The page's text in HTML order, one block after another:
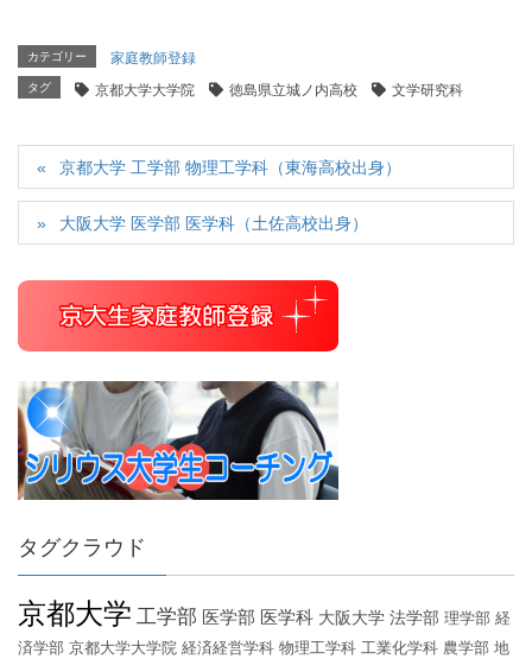
カテゴリー 家庭教師登録
タグ 京都大学大学院 徳島県立城ノ内高校 文学研究科
京都大学 工学部 物理工学科（東海高校出身）
大阪大学 医学部 医学科（土佐高校出身）
タグクラウド
京都大学 工学部 医学部 医学科 大阪大学 法学部 理学部 経
済学部 京都大学大学院 経済経営学科 物理工学科 工業化学科 農学部 地